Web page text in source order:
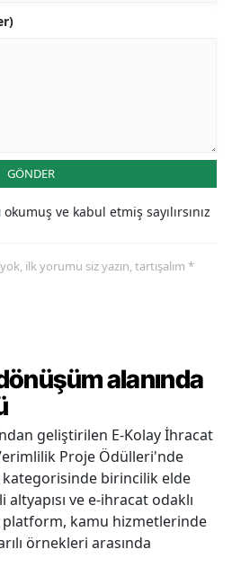
GÖNDER
okumuş ve kabul etmiş sayılırsınız
ilk yorumu siz yazın, tartışalım *
alanında
geliştirilen E-Kolay İhracat
Proje Ödülleri'nde
birincilik elde
ve e-ihracat odaklı
platform, kamu hizmetlerinde
örnekleri arasında